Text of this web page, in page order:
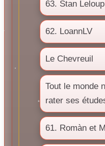
63. Stan
62. LoannLV
Le Chevreuil
Tout le monde
rater ses
61. Romàn et